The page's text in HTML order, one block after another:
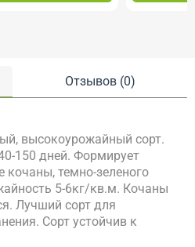
Отзывов (0)
высокоурожайный сорт.
150 дней. Формирует
кочаны, темно-зеленого
5-6кг/кв.м. Кочаны
Лучший сорт для
Сорт устойчив к